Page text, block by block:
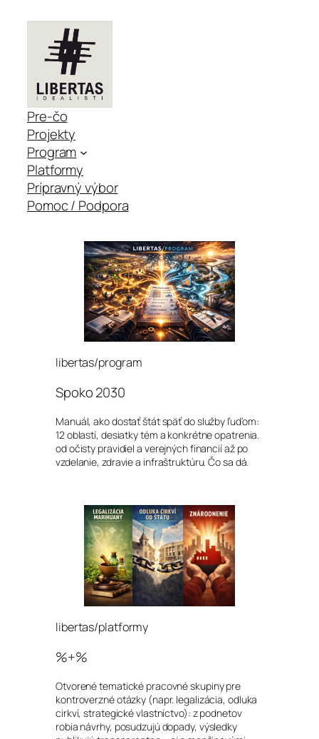
Pre-čo
Projekty
Program
Platformy
Prípravný výbor
Pomoc / Podpora
libertas/program
Spoko 2030
Manuál, ako dostať štát späť do služby ľuďom:
12 oblastí, desiatky tém a konkrétne opatrenia.
od očisty pravidiel a verejných financií až po
vzdelanie, zdravie a infraštruktúru. Čo sa dá.
libertas/platformy
%+%
Otvorené tematické pracovné skupiny pre
kontroverzné otázky (napr. legalizácia, odluka
cirkví, strategické vlastníctvo): z podnetov
robia návrhy, posudzujú dopady, výsledky